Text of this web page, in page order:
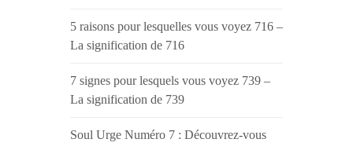
5 raisons pour lesquelles vous voyez 716 –
La signification de 716
7 signes pour lesquels vous voyez 739 –
La signification de 739
Soul Urge Numéro 7 : Découvrez-vous